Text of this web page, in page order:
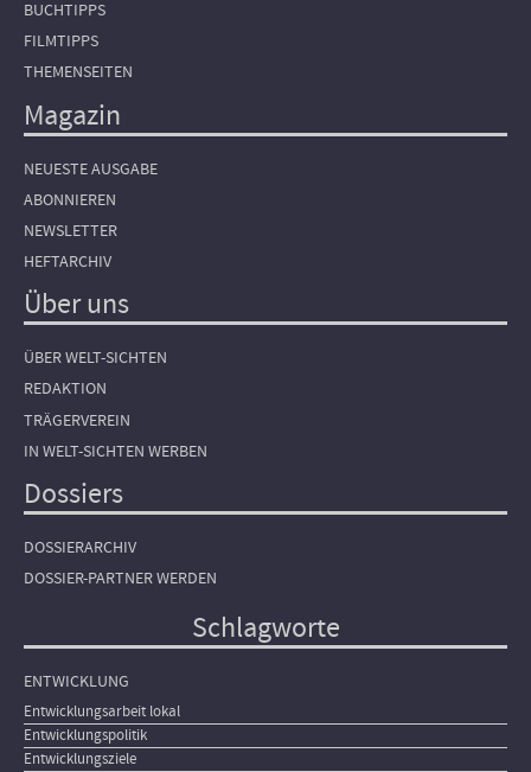
BUCHTIPPS
FILMTIPPS
THEMENSEITEN
Magazin
NEUESTE AUSGABE
ABONNIEREN
NEWSLETTER
HEFTARCHIV
Über uns
ÜBER WELT-SICHTEN
REDAKTION
TRÄGERVEREIN
IN WELT-SICHTEN WERBEN
Dossiers
DOSSIERARCHIV
DOSSIER-PARTNER WERDEN
Schlagworte
ENTWICKLUNG
Entwicklungsarbeit lokal
Entwicklungspolitik
Entwicklungsziele